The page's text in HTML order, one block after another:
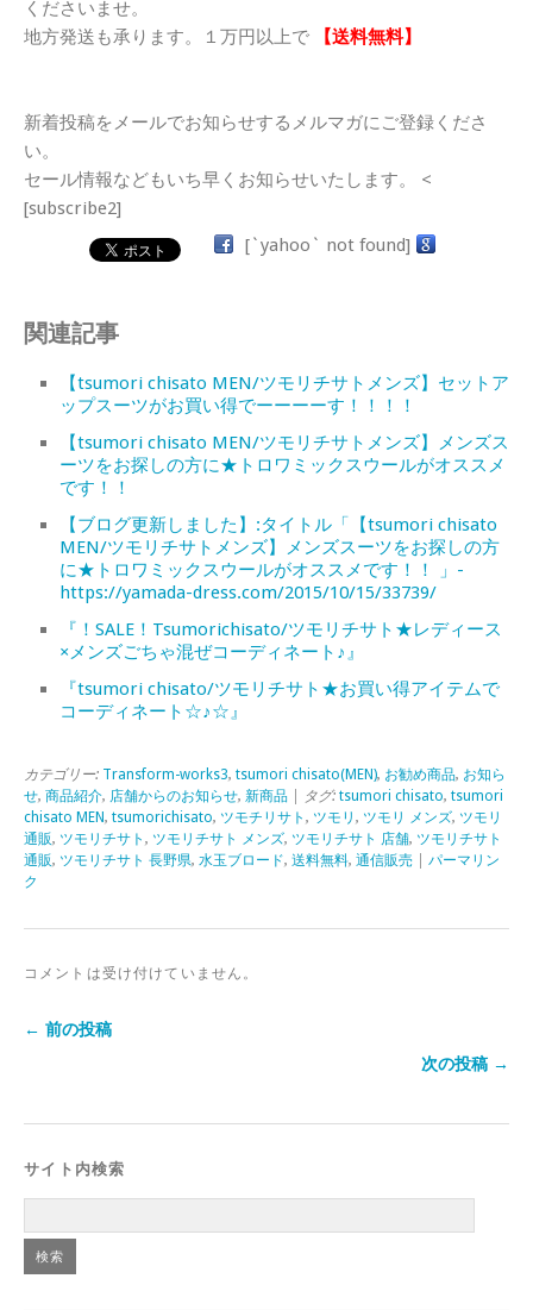
くださいませ。
地方発送も承ります。１万円以上で
【送料無料】
新着投稿をメールでお知らせするメルマガにご登録くださ
い。
セール情報などもいち早くお知らせいたします。 <
[subscribe2]
[`yahoo` not found]
関連記事
【tsumori chisato MEN/ツモリチサトメンズ】セットア
ップスーツがお買い得でーーーーす！！！！
【tsumori chisato MEN/ツモリチサトメンズ】メンズス
ーツをお探しの方に★トロワミックスウールがオススメ
です！！
【ブログ更新しました】:タイトル「【tsumori chisato
MEN/ツモリチサトメンズ】メンズスーツをお探しの方
に★トロワミックスウールがオススメです！！ 」-
https://yamada-dress.com/2015/10/15/33739/
『！SALE！Tsumorichisato/ツモリチサト★レディース
×メンズごちゃ混ぜコーディネート♪』
『tsumori chisato/ツモリチサト★お買い得アイテムで
コーディネート☆♪☆』
カテゴリー: Transform-works3, tsumori chisato(MEN), お勧め商品, お知ら
せ, 商品紹介, 店舗からのお知らせ, 新商品 | タグ: tsumori chisato, tsumori
chisato MEN, tsumorichisato, ツモチリサト , ツモリ , ツモリ メンズ, ツモリ
通販, ツモリチサト , ツモリチサト メンズ, ツモリチサト 店舗, ツモリチサト
通販, ツモリチサト 長野県, 水玉ブロード, 送料無料, 通信販売
パーマリン
ク
コメントは受け付けていません。
← 前の投稿
次の投稿 →
サイト内検索